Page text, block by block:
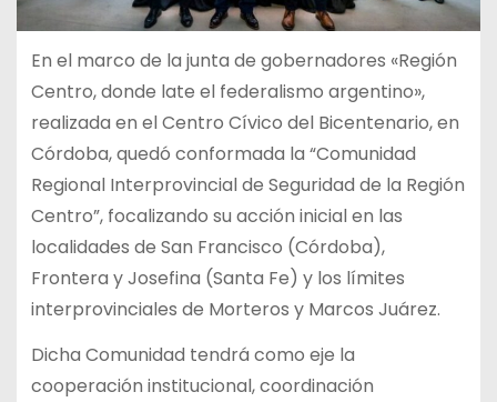
En el marco de la junta de gobernadores «Región
Centro, donde late el federalismo argentino»,
realizada en el Centro Cívico del Bicentenario, en
Córdoba, quedó conformada la “Comunidad
Regional Interprovincial de Seguridad de la Región
Centro”, focalizando su acción inicial en las
localidades de San Francisco (Córdoba),
Frontera y Josefina (Santa Fe) y los límites
interprovinciales de Morteros y Marcos Juárez.
Dicha Comunidad tendrá como eje la
cooperación institucional, coordinación